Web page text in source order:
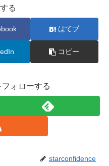
る
はてブ
コピー
ォローする
starconfidence